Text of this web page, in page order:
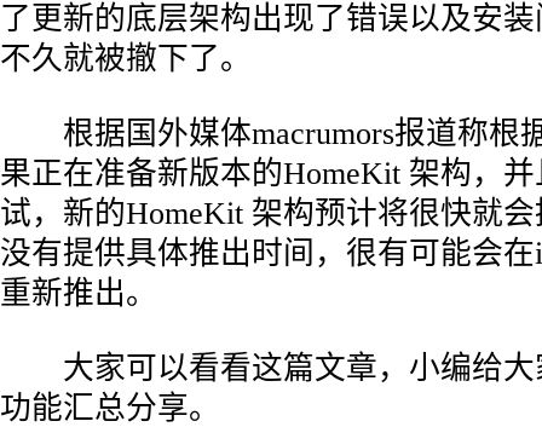
了更新的底层架构出现了错误以及安
不久就被撤下了。
根据国外媒体macrumors报道称根
果正在准备新版本的HomeKit 架构，
试，新的HomeKit 架构预计将很快就
没有提供具体推出时间，很有可能会在
重新推出。
大家可以看看这篇文章，小编给大
功能汇总分享。